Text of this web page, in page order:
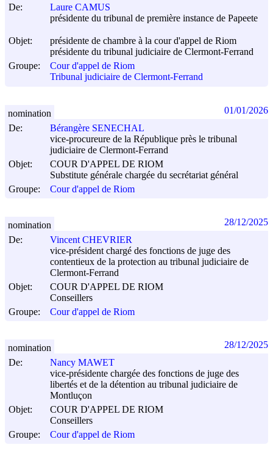
De:
Laure CAMUS
présidente du tribunal de première instance de Papeete
Objet:
présidente de chambre à la cour d'appel de Riom
présidente du tribunal judiciaire de Clermont-Ferrand
Groupe:
Cour d'appel de Riom
Tribunal judiciaire de Clermont-Ferrand
De:
Bérangère SENECHAL
vice-procureure de la République près le tribunal
judiciaire de Clermont-Ferrand
Objet:
COUR D'APPEL DE RIOM
Substitute générale chargée du secrétariat général
Groupe:
Cour d'appel de Riom
nomination 01/01/2026
De:
Vincent CHEVRIER
vice-président chargé des fonctions de juge des
contentieux de la protection au tribunal judiciaire de
Clermont-Ferrand
Objet:
COUR D'APPEL DE RIOM
Conseillers
Groupe:
Cour d'appel de Riom
nomination 28/12/2025
De:
Nancy MAWET
vice-présidente chargée des fonctions de juge des
libertés et de la détention au tribunal judiciaire de
Montluçon
Objet:
COUR D'APPEL DE RIOM
Conseillers
Groupe:
Cour d'appel de Riom
nomination 28/12/2025